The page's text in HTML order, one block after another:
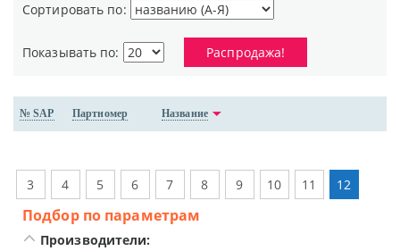
Сортировать по:
Показывать по: Распродажа!
№ SAP Партномер Название
3 4 5 6 7 8 9 10 11 12
Подбор по параметрам
Производители: